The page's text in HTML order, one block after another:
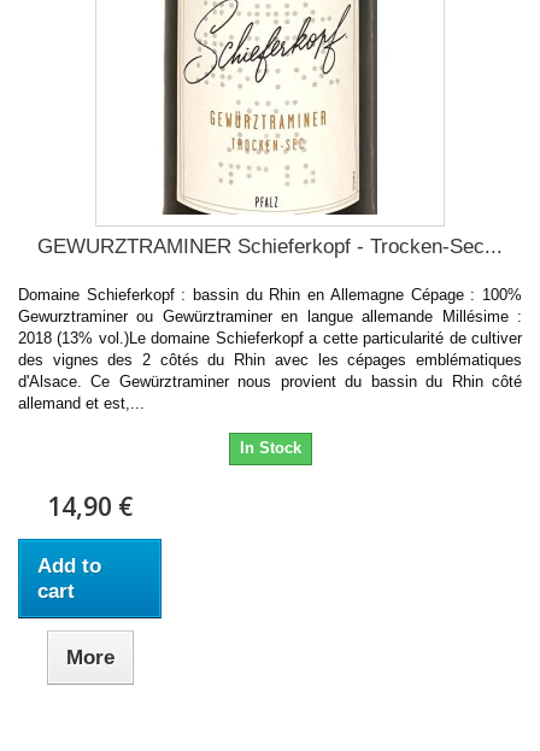
GEWURZTRAMINER Schieferkopf - Trocken-Sec...
Domaine Schieferkopf : bassin du Rhin en Allemagne Cépage : 100%
Gewurztraminer ou Gewürztraminer en langue allemande Millésime :
2018 (13% vol.)Le domaine Schieferkopf a cette particularité de cultiver
des vignes des 2 côtés du Rhin avec les cépages emblématiques
d'Alsace. Ce Gewürztraminer nous provient du bassin du Rhin côté
allemand et est,...
In Stock
14,90 €
Add to
cart
More